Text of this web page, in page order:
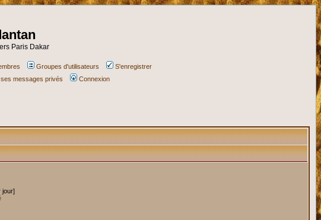
Paris Dakar
Groupes d'utilisateurs
S'enregistrer
messages privés Connexion
jour]